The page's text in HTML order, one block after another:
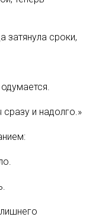
затянула сроки,
и надолго.»